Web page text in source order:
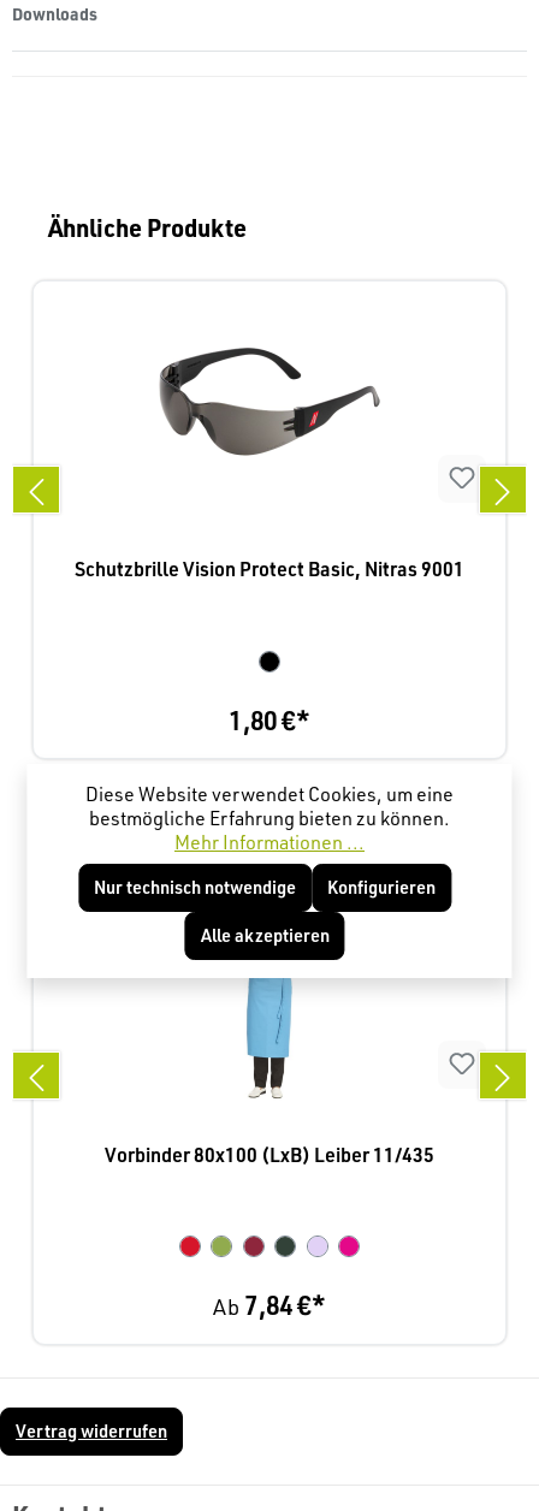
Downloads
Produktgalerie überspringen
Ähnliche Produkte
Schutzbrille Vision Protect Basic, Nitras 9001
1,80 €*
Produktgalerie überspringen
Kunden haben sich ebenfalls angesehen
Vorbinder 80x100 (LxB) Leiber 11/435
Ab 7,84 €*
Vertrag widerrufen
Diese Website verwendet Cookies, um eine
bestmögliche Erfahrung bieten zu können.
Mehr Informationen ...
Nur technisch notwendige Konfigurieren
Alle akzeptieren